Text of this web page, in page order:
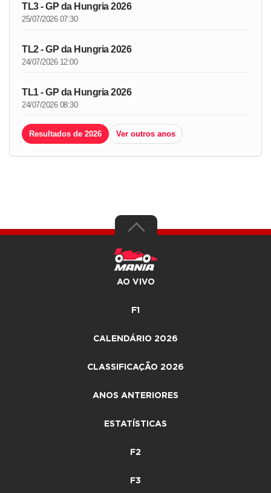
TL3 - GP da Hungria 2026
25/07/2026 07:30
TL2 - GP da Hungria 2026
24/07/2026 12:00
TL1 - GP da Hungria 2026
24/07/2026 08:30
Resultados de 2026 Ver outros anos
AO VIVO
F1
CALENDÁRIO 2026
CLASSIFICAÇÃO 2026
ANOS ANTERIORES
ESTATÍSTICAS
F2
F3